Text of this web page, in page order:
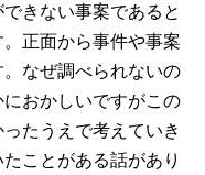
きない事案であると
正面から事件や事案
なぜ調べられないの
おかしいですがこの
たうえで考えていき
ことがある話があり